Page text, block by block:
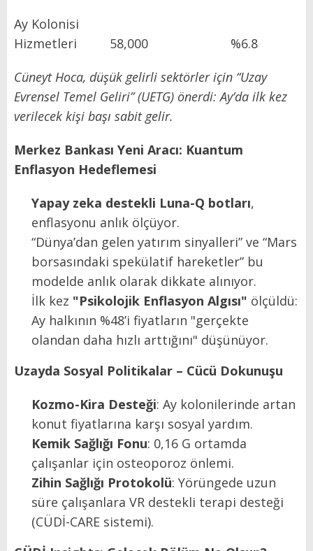
Ay Kolonisi
Hizmetleri
58,000
%6.8
Cüneyt Hoca, düşük gelirli sektörler için “Uzay
Evrensel Temel Geliri” (UETG) önerdi: Ay’da ilk kez
verilecek kişi başı sabit gelir.
Merkez Bankası Yeni Aracı: Kuantum
Enflasyon Hedeflemesi
Yapay zeka destekli Luna-Q botları,
enflasyonu anlık ölçüyor.
“Dünya’dan gelen yatırım sinyalleri” ve “Mars
borsasındaki spekülatif hareketler” bu
modelde anlık olarak dikkate alınıyor.
İlk kez "Psikolojik Enflasyon Algısı" ölçüldü:
Ay halkının %48’i fiyatların "gerçekte
olandan daha hızlı arttığını" düşünüyor.
Uzayda Sosyal Politikalar – Cücü Dokunuşu
Kozmo-Kira Desteği: Ay kolonilerinde artan
konut fiyatlarına karşı sosyal yardım.
Kemik Sağlığı Fonu: 0,16 G ortamda
çalışanlar için osteoporoz önlemi.
Zihin Sağlığı Protokolü: Yörüngede uzun
süre çalışanlara VR destekli terapi desteği
(CÜDİ-CARE sistemi).